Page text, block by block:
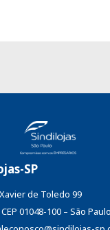
SP
de Toledo 99
01048-100 – São